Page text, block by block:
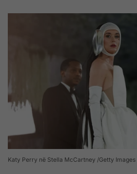
Katy Perry në Stella McCartney /Getty Images